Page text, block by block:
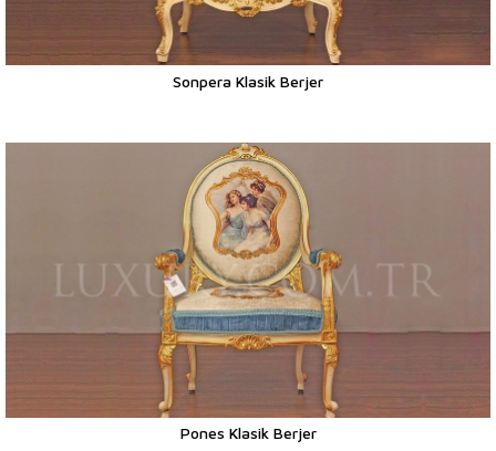
Sonpera Klasik Berjer
Pones Klasik Berjer